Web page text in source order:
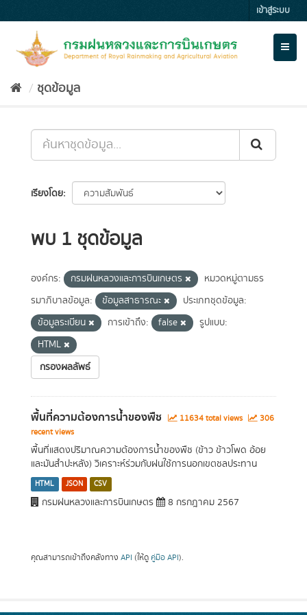
to
เข้าสู่ระบบ
ชุดข้อมูล
เรียงโดย
พบ 1 ชุดข้อมูล
องค์กร: กรมฝนหลวงและการบินเกษตร
หมวดหมู่ตามธร
รมาภิบาลข้อมูล:
ข้อมูลสาธารณะ
ประเภทชุดข้อมูล:
ข้อมูลระเบียน
การเข้าถึง: false
รูปแบบ:
HTML
กรองผลลัพธ์
พื้นที่ความต้องการน้ำของพืช 11634 total views
306
recent views
พื้นที่แสดงปริมาณความต้องการน้ำของพืช (ข้าว ข้าวโพด อ้อย
และมันสำปะหลัง) วิเคราะห์ร่วมกับฝนใช้การนอกเขตชลประทาน
HTML JSON CSV
กรมฝนหลวงและการบินเกษตร 8 กรกฎาคม 2567
คุณสามารถเข้าถึงคลังทาง API (ให้ดู คู่มือ API).